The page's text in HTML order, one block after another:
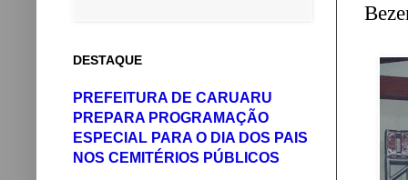
DESTAQUE
PREFEITURA DE CARUARU
PREPARA PROGRAMAÇÃO
ESPECIAL PARA O DIA DOS PAIS
NOS CEMITÉRIOS PÚBLICOS